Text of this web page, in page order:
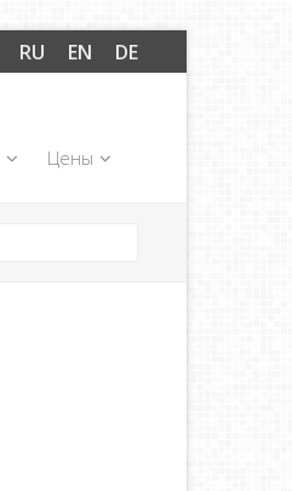
RU EN DE
Цены